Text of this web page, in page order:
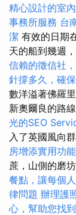
精心設計的室
事務所服務 台
潔 有效的日期
天的船到幾週
信賴的徵信社
針撐多久，確
數洋溢著佛羅
新奧爾良的路
光的SEO
入了英國風向
房增添實用功能
蔗，山側的磨
餐點，讓每個
律問題 辦理護
心，幫助您找